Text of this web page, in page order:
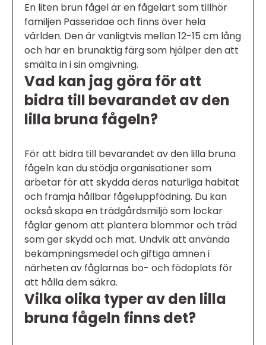
En liten brun fågel är en fågelart som tillhör
familjen Passeridae och finns över hela
världen. Den är vanligtvis mellan 12-15 cm lång
och har en brunaktig färg som hjälper den att
smälta in i sin omgivning.
Vad kan jag göra för att
bidra till bevarandet av den
lilla bruna fågeln?
För att bidra till bevarandet av den lilla bruna
fågeln kan du stödja organisationer som
arbetar för att skydda deras naturliga habitat
och främja hållbar fågeluppfödning. Du kan
också skapa en trädgårdsmiljö som lockar
fåglar genom att plantera blommor och träd
som ger skydd och mat. Undvik att använda
bekämpningsmedel och giftiga ämnen i
närheten av fåglarnas bo- och födoplats för
att hålla dem säkra.
Vilka olika typer av den lilla
bruna fågeln finns det?